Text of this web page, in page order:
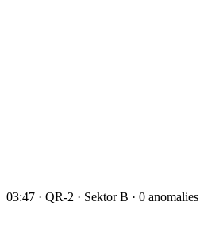
03:47 · QR-2 · Sektor B · 0 anomalies